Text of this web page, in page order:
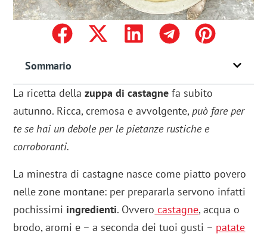
Sommario
La ricetta dellazuppa di castagne fa subito
autunno. Ricca, cremosa e avvolgente, può fare per
te se hai un debole per le pietanze rustiche e
corroboranti.
La minestra di castagne nasce come piatto povero
nelle zone montane: per prepararla servono infatti
pochissimi ingredienti. Ovvero castagne, acqua o
brodo, aromi e – a seconda dei tuoi gusti – patate